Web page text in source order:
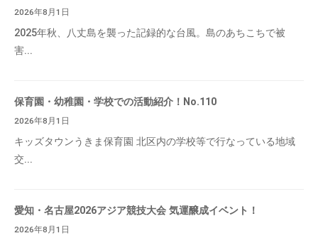
2026年8月1日
2025年秋、八丈島を襲った記録的な台風。島のあちこちで被
害...
保育園・幼稚園・学校での活動紹介！No.110
2026年8月1日
キッズタウンうきま保育園 北区内の学校等で行なっている地域
交...
愛知・名古屋2026アジア競技大会 気運醸成イベント！
2026年8月1日